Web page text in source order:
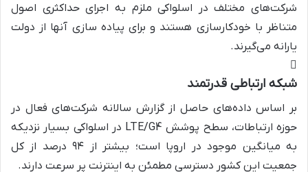
شرکت‌های مختلف در اسلواکی ملزم به اجرای حداکثری اصول
متناظر با خودکارسازی هستند و برای پیاده سازی آنها از دولت
یارانه می‌گیرند.
شبکه ارتباطی قدرتمند
بر اساس داده‌های حاصل از گزارش سالانه شرکت‌های فعال در
حوزه ارتباطات، سطح پوشش LTE/G4 در اسلواکی بسیار نزدیکه
به میانگین موجود در اروپا است؛ بیشتر از ۹۴ درصد از کل
جمعیت این کشور دسترسی مطمئن به اینترنت پر سرعت دارند.